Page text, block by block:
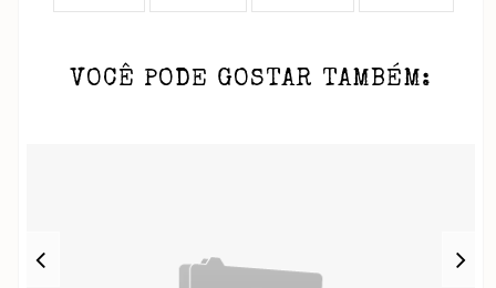
VOCÊ PODE GOSTAR TAMBÉM: